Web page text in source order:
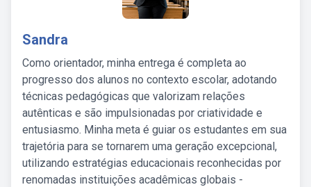
Sandra
Como orientador, minha entrega é completa ao
progresso dos alunos no contexto escolar, adotando
técnicas pedagógicas que valorizam relações
autênticas e são impulsionadas por criatividade e
entusiasmo. Minha meta é guiar os estudantes em sua
trajetória para se tornarem uma geração excepcional,
utilizando estratégias educacionais reconhecidas por
renomadas instituições acadêmicas globais -